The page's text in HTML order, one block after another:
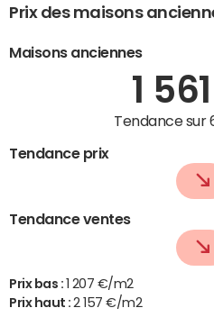
Prix des maisons
Maisons anciennes
1 561
Tendance sur
Tendance prix
Tendance ventes
Prix bas :
1 207 €/m2
Prix haut :2 157 €/m2